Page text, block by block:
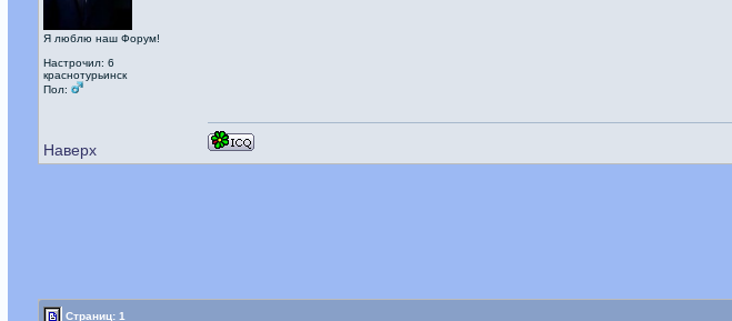
Я люблю наш Форум!
Настрочил: 6
краснотурьинск
Пол:
Наверх
Страниц: 1